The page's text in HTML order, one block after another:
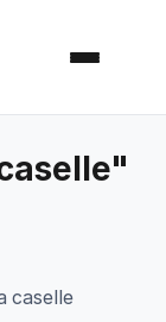
caselle